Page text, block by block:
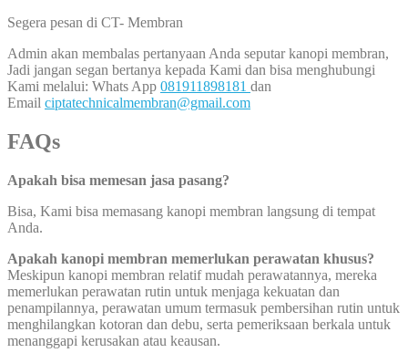
Segera pesan di CT- Membran
Admin akan membalas pertanyaan Anda seputar kanopi membran,
Jadi jangan segan bertanya kepada Kami dan bisa menghubungi
Kami melalui: Whats App 081911898181 dan
Email ciptatechnicalmembran@gmail.com
FAQs
Apakah bisa memesan jasa pasang?
Bisa, Kami bisa memasang kanopi membran langsung di tempat
Anda.
Apakah kanopi membran memerlukan perawatan khusus?
Meskipun kanopi membran relatif mudah perawatannya, mereka
memerlukan perawatan rutin untuk menjaga kekuatan dan
penampilannya, perawatan umum termasuk pembersihan rutin untuk
menghilangkan kotoran dan debu, serta pemeriksaan berkala untuk
menanggapi kerusakan atau keausan.